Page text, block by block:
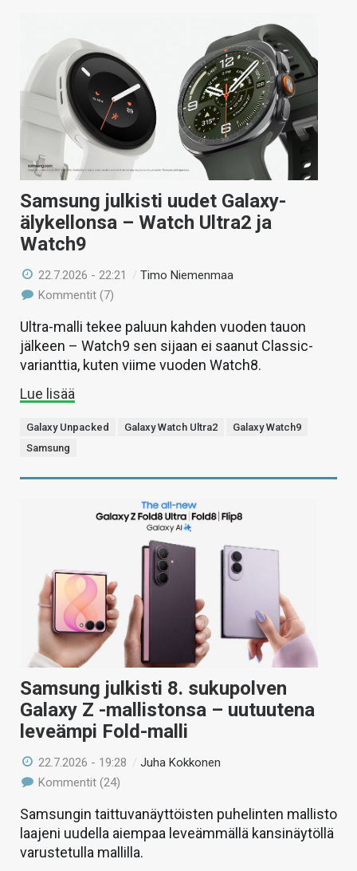
Samsung julkisti uudet Galaxy-
älykellonsa – Watch Ultra2 ja
Watch9
22.7.2026 - 22:21 /Timo Niemenmaa
Kommentit (7)
Ultra-malli tekee paluun kahden vuoden tauon
jälkeen – Watch9 sen sijaan ei saanut Classic-
varianttia, kuten viime vuoden Watch8.
Lue lisää
Galaxy Unpacked Galaxy Watch Ultra2
Galaxy Watch9
Samsung
Samsung julkisti 8. sukupolven
Galaxy Z -mallistonsa – uutuutena
leveämpi Fold-malli
22.7.2026 - 19:28 /Juha Kokkonen
Kommentit (24)
Samsungin taittuvanäyttöisten puhelinten mallisto
laajeni uudella aiempaa leveämmällä kansinäytöllä
varustetulla mallilla.